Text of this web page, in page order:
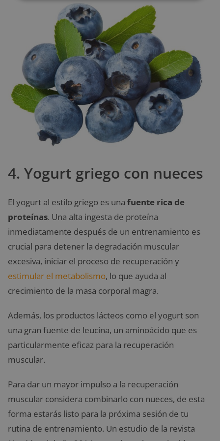
4. Yogurt griego con nueces
El yogurt al estilo griego es una fuente rica de
proteínas. Una alta ingesta de proteína
inmediatamente después de un entrenamiento es
crucial para detener la degradación muscular
excesiva, iniciar el proceso de recuperación y
estimular el metabolismo, lo que ayuda al
crecimiento de la masa corporal magra.
Además, los productos lácteos como el yogurt son
una gran fuente de leucina, un aminoácido que es
particularmente eficaz para la recuperación
muscular.
Para dar un mayor impulso a la recuperación
muscular considera combinarlo con nueces, de esta
forma estarás listo para la próxima sesión de tu
rutina de entrenamiento. Un estudio de la revista